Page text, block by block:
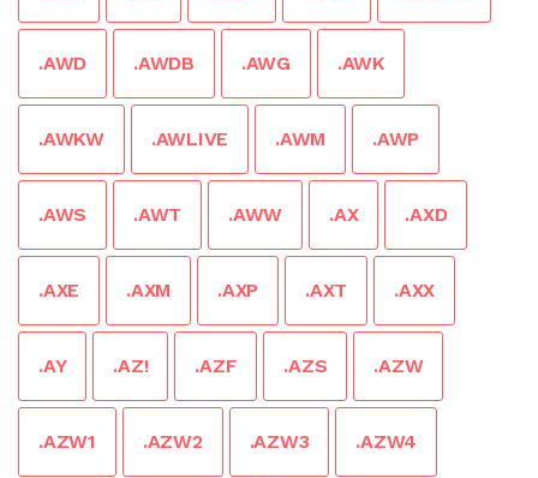
.AWD .AWDB .AWG .AWK
.AWKW .AWLIVE .AWM .AWP
.AWS .AWT .AWW .AX .AXD
.AXE .AXM .AXP .AXT .AXX
.AY .AZ! .AZF .AZS .AZW
.AZW1 .AZW2 .AZW3 .AZW4